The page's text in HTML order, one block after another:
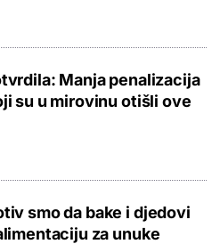
Manja penalizacija
su u mirovinu otišli ove
smo da bake i djedovi
za unuke